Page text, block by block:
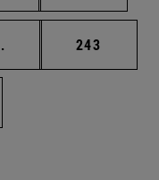
Páginas intermedias
Página
243